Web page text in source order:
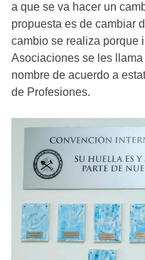
a que se va hacer un
propuesta es de cambiar
cambio se realiza porque
Asociaciones se les
nombre de acuerdo a
de Profesiones.